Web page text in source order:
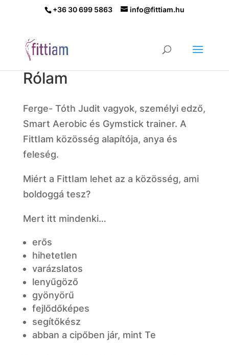
+36 30 699 5863 info@fittiam.hu
Rólam
Ferge- Tóth Judit vagyok, személyi edző,
Smart Aerobic és Gymstick trainer. A
FittIam közösség alapítója, anya és
feleség.
Miért a FittIam lehet az a közösség, ami
boldoggá tesz?
Mert itt mindenki…
erős
hihetetlen
varázslatos
lenyűgöző
gyönyörű
fejlődőképes
segítőkész
abban a cipőben jár, mint Te